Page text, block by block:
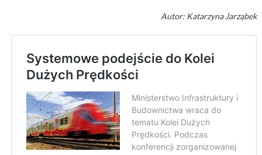
Autor: Katarzyna Jarząbek